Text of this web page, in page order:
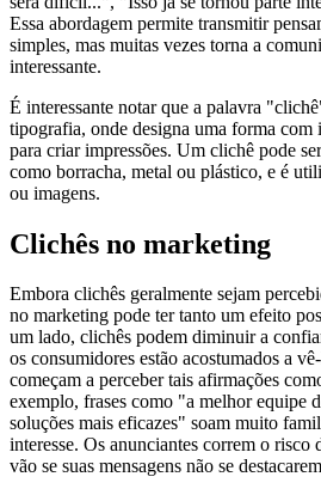
Essa abordagem permite transmitir
simples, mas muitas vezes torna a
interessante.
É interessante notar que a palavra
tipografia, onde designa uma forma com
para criar impressões. Um clichê pode
como borracha, metal ou plástico, e é
ou imagens.
Clichês no marketing
Embora clichês geralmente sejam
no marketing pode ter tanto um efeito
um lado, clichês podem diminuir a
os consumidores estão acostumados a
começam a perceber tais afirmações
exemplo, frases como "a melhor equipe
soluções mais eficazes" soam muito
interesse. Os anunciantes correm o risco
vão se suas mensagens não se